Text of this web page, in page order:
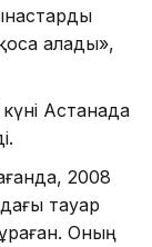
алады»,
Астанада
2008
тауар
Оның